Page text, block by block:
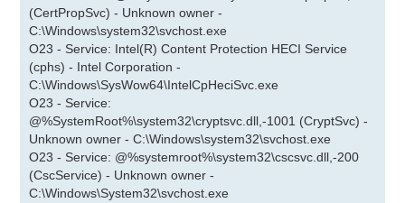
(CertPropSvc) - Unknown owner -
C:\Windows\system32\svchost.exe
O23 - Service: Intel(R) Content Protection HECI Service
(cphs) - Intel Corporation -
C:\Windows\SysWow64\IntelCpHeciSvc.exe
O23 - Service:
@%SystemRoot%\system32\cryptsvc.dll,-1001 (CryptSvc) -
Unknown owner - C:\Windows\system32\svchost.exe
O23 - Service: @%systemroot%\system32\cscsvc.dll,-200
(CscService) - Unknown owner -
C:\Windows\System32\svchost.exe